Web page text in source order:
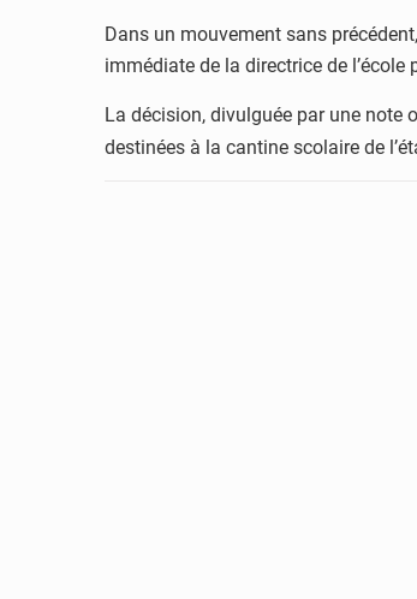
Dans un mouvement sans
immédiate de la directrice de
La décision, divulguée par une
destinées à la cantine scolaire de